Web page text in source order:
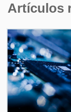
Artículos